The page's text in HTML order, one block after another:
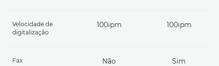
Velocidade de
digitalização
100ipm 100ipm
Fax Não Sim